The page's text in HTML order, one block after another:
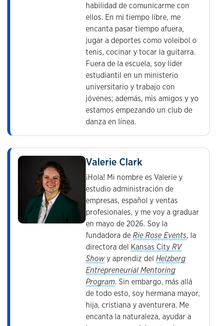
habilidad de comunicarme con
ellos. En mi tiempo libre, me
encanta pasar tiempo afuera,
jugar a deportes como voleibol o
tenis, cocinar y tocar la guitarra.
Fuera de la escuela, soy líder
estudiantil en un ministerio
universitario y trabajo con
jóvenes; además, mis amigos y yo
estamos empezando un club de
danza en línea.
Valerie Clark
¡Hola! Mi nombre es Valerie y
estudio administración de
empresas, español y ventas
profesionales, y me voy a graduar
en mayo de 2026. Soy la
fundadora deRie Rose Events, la
directora del Kansas CityRV
Showy aprendiz del Helzberg
Entrepreneurial Mentoring
Program. Sin embargo, más allá
de todo esto, soy hermana mayor,
hija, cristiana y aventurera. Me
encanta la naturaleza, ayudar a